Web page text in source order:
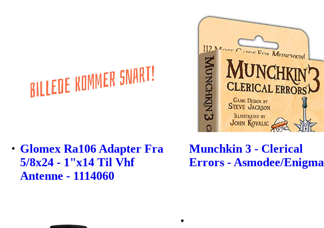
Glomex Ra106 Adapter Fra
5/8x24 - 1"x14 Til Vhf
Antenne - 1114060
Munchkin 3 - Clerical
Errors - Asmodee/Enigma